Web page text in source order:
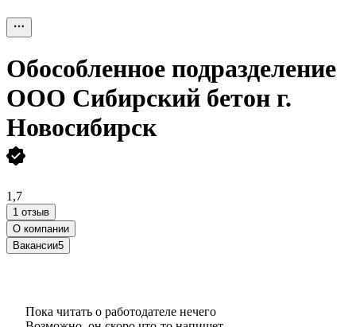
Обособленное подразделение
ООО Сибирский бетон г.
Новосибирск
1,7
1 отзыв
О компании
Вакансии5
Пока читать о работодателе нечего